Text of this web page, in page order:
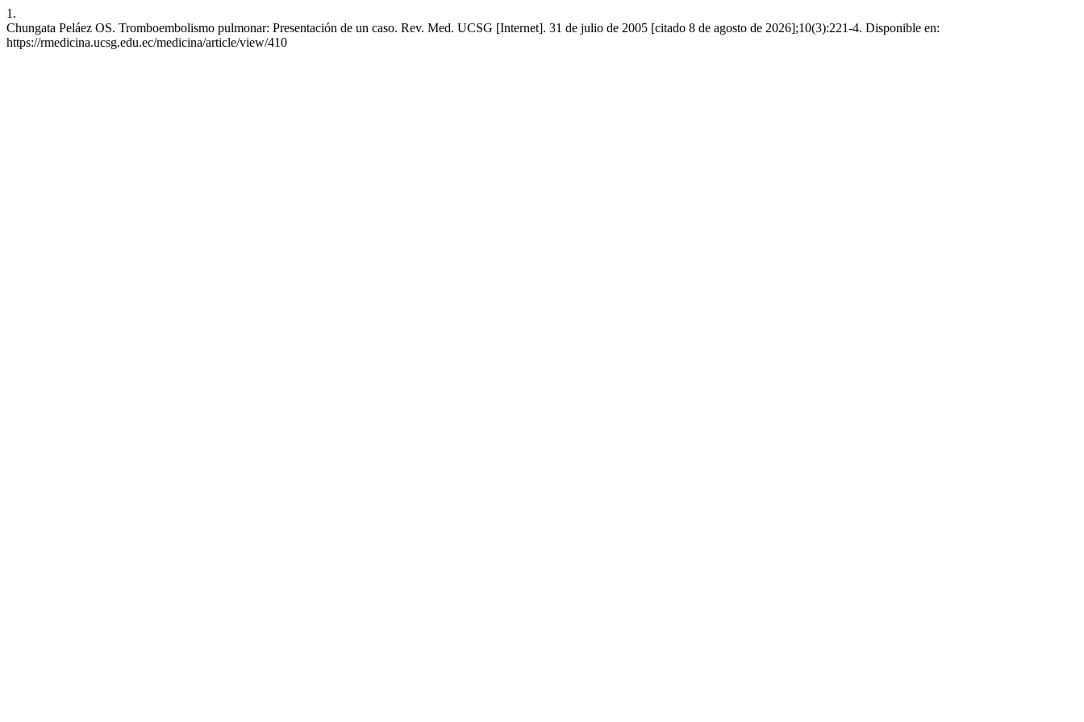
1.
Chungata Peláez OS. Tromboembolismo pulmonar: Presentación de un caso. Rev. Med. UCSG [Internet]. 31 de julio de 2005 [citado 8 de agosto de 2026];10(3):221-4. Disponible en:
https://rmedicina.ucsg.edu.ec/medicina/article/view/410